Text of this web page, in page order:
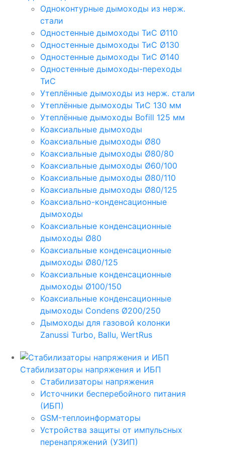
Одноконтурные дымоходы из нерж.
стали
Одностенные дымоходы ТиС Ø110
Одностенные дымоходы ТиС Ø130
Одностенные дымоходы ТиС Ø140
Одностенные дымоходы-переходы
ТиС
Утеплённые дымоходы из нерж. стали
Утеплённые дымоходы ТиС 130 мм
Утеплённые дымоходы Bofill 125 мм
Коаксиальные дымоходы
Коаксиальные дымоходы Ø80
Коаксиальные дымоходы Ø80/80
Коаксиальные дымоходы Ø60/100
Коаксиальные дымоходы Ø80/110
Коаксиальные дымоходы Ø80/125
Коаксиально-конденсационные
дымоходы
Коаксиальные конденсационные
дымоходы Ø80
Коаксиальные конденсационные
дымоходы Ø80/125
Коаксиальные конденсационные
дымоходы Ø100/150
Коаксиальные конденсационные
дымоходы Condens Ø200/250
Дымоходы для газовой колонки
Zanussi Turbo, Ballu, WertRus
Стабилизаторы напряжения и ИБП
Стабилизаторы напряжения
Источники бесперебойного питания
(ИБП)
GSM-теплоинформаторы
Устройства защиты от импульсных
перенапряжений (УЗИП)